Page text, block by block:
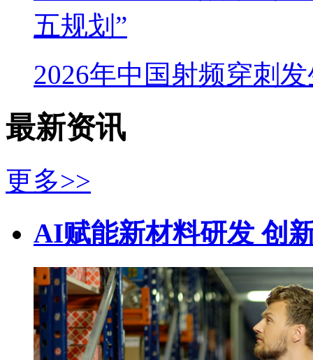
五规划”
2026年中国射频穿刺
最新资讯
更多>>
AI赋能新材料研发 创